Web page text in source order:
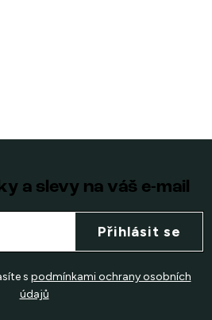
a slevy na váš e-mail
s podmínkami ochrany osobních
údajů
Přihlásit se